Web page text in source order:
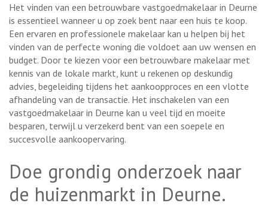
Het vinden van een betrouwbare vastgoedmakelaar in Deurne
is essentieel wanneer u op zoek bent naar een huis te koop.
Een ervaren en professionele makelaar kan u helpen bij het
vinden van de perfecte woning die voldoet aan uw wensen en
budget. Door te kiezen voor een betrouwbare makelaar met
kennis van de lokale markt, kunt u rekenen op deskundig
advies, begeleiding tijdens het aankoopproces en een vlotte
afhandeling van de transactie. Het inschakelen van een
vastgoedmakelaar in Deurne kan u veel tijd en moeite
besparen, terwijl u verzekerd bent van een soepele en
succesvolle aankoopervaring.
Doe grondig onderzoek naar
de huizenmarkt in Deurne.